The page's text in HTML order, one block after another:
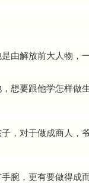
由解放前大人物，
想要跟他学怎样做
，对于做成商人，
腕，更有要做得成